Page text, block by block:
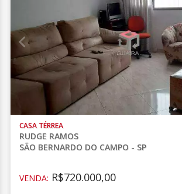
CASA TÉRREA
RUDGE RAMOS
SÃO BERNARDO DO CAMPO - SP
VENDA: R$720.000,00